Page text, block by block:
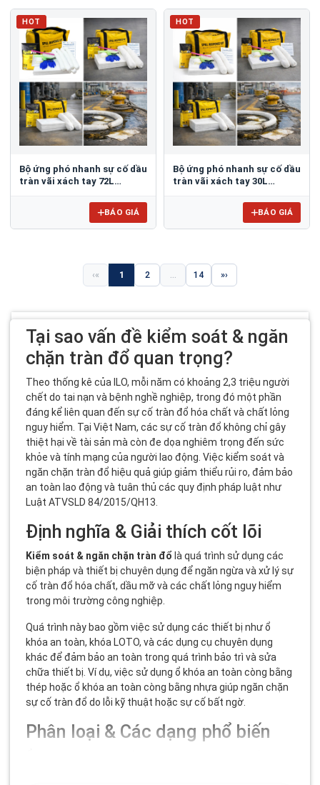
HOT
Bộ ứng phó nhanh sự cố dầu
tràn vãi xách tay 72L
BÁO GIÁ
HOT
Bộ ứng phó nhanh sự cố dầu
tràn vãi xách tay 30L
BÁO GIÁ
« 1 2 ... 14 »
Tại sao vấn đề kiểm soát & ngăn
chặn tràn đổ quan trọng?
Theo thống kê của ILO, mỗi năm có khoảng 2,3 triệu người
chết do tai nạn và bệnh nghề nghiệp, trong đó một phần
đáng kể liên quan đến sự cố tràn đổ hóa chất và chất lỏng
nguy hiểm. Tại Việt Nam, các sự cố tràn đổ không chỉ gây
thiệt hại về tài sản mà còn đe dọa nghiêm trọng đến sức
khỏe và tính mạng của người lao động. Việc kiểm soát và
ngăn chặn tràn đổ hiệu quả giúp giảm thiểu rủi ro, đảm bảo
an toàn lao động và tuân thủ các quy định pháp luật như
Luật ATVSLD 84/2015/QH13.
Định nghĩa & Giải thích cốt lõi
Kiểm soát & ngăn chặn tràn đổ là quá trình sử dụng các
biện pháp và thiết bị chuyên dụng để ngăn ngừa và xử lý sự
cố tràn đổ hóa chất, dầu mỡ và các chất lỏng nguy hiểm
trong môi trường công nghiệp.
Quá trình này bao gồm việc sử dụng các thiết bị như ổ
khóa an toàn, khóa LOTO, và các dụng cụ chuyên dụng
khác để đảm bảo an toàn trong quá trình bảo trì và sửa
chữa thiết bị. Ví dụ, việc sử dụng ổ khóa an toàn còng bằng
thép hoặc ổ khóa an toàn còng bằng nhựa giúp ngăn chặn
sự cố tràn đổ do lỗi kỹ thuật hoặc sự cố bất ngờ.
Phân loại & Các dạng phổ biến